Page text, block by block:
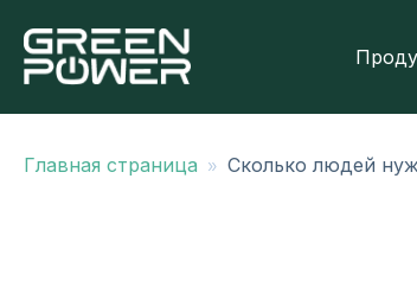
Главная страница » Сколько людей